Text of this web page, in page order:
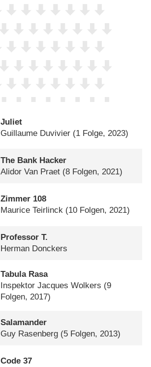
Juliet
Guillaume Duvivier (1 Folge, 2023)
The Bank Hacker
Alidor Van Praet (8 Folgen, 2021)
Zimmer 108
Maurice Teirlinck (10 Folgen, 2021)
Professor T.
Herman Donckers
Tabula Rasa
Inspektor Jacques Wolkers (9
Folgen, 2017)
Salamander
Guy Rasenberg (5 Folgen, 2013)
Code 37